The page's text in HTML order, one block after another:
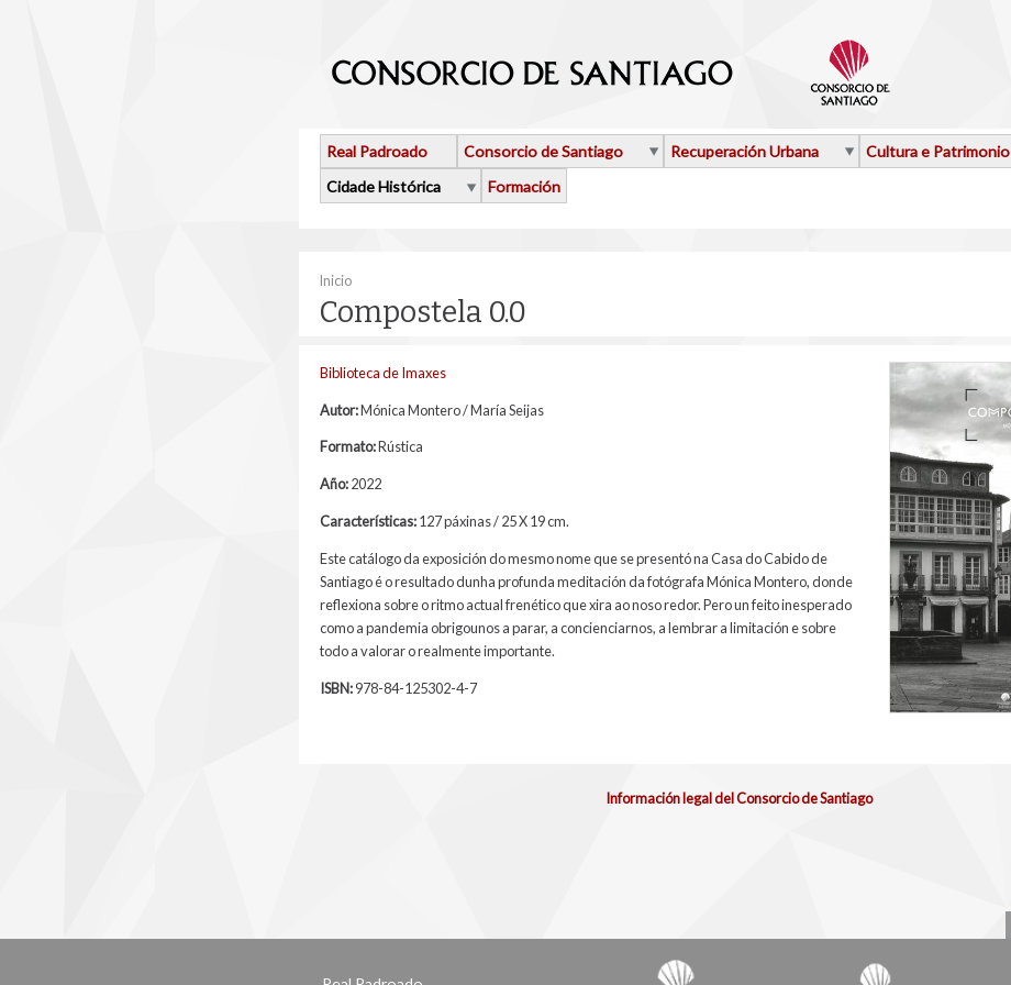
Real Padroado Consorcio de Santiago Recuperación Urbana
Cultura e Patrimonio
Cidade Histórica
Formación
Vostede está aquí
Inicio
Compostela 0.0
Biblioteca de Imaxes
Autor:Mónica Montero / María Seijas
Formato:Rústica
Año:2022
Características:127 páxinas / 25 X 19 cm.
Este catálogo da exposición do mesmo nome que se presentó na Casa do Cabido de
Santiago é o resultado dunha profunda meditación da fotógrafa Mónica Montero, donde
reflexiona sobre o ritmo actual frenético que xira ao noso redor. Pero un feito inesperado
como a pandemia obrigounos a parar, a concienciarnos, a lembrar a limitación e sobre
todo a valorar o realmente importante.
ISBN:978-84-125302-4-7
Información legal del Consorcio de Santiago